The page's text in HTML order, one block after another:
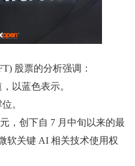
股票的分析强调：
以蓝色表示。
。
，创下自 7 月中旬以来的最
软关键 AI 相关技术使用权